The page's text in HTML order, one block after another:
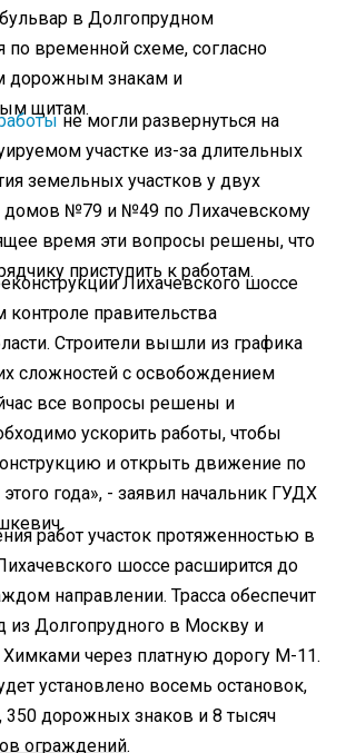
в Долгопрудном
по временной схеме, согласно
дорожным знакам и
щитам.
не могли развернуться на
участке из-за длительных
земельных участков у двух
домов №79 и №49 по Лихачевскому
время эти вопросы решены, что
приступить к работам.
Лихачевского шоссе
контроле правительства
Строители вышли из графика
сложностей с освобождением
все вопросы решены и
ускорить работы, чтобы
и открыть движение по
года», - заявил начальник ГУДХ
работ участок протяженностью в
шоссе расширится до
направлении. Трасса обеспечит
Долгопрудного в Москву и
Химками через платную дорогу М-11.
установлено восемь остановок,
350 дорожных знаков и 8 тысяч
ограждений.